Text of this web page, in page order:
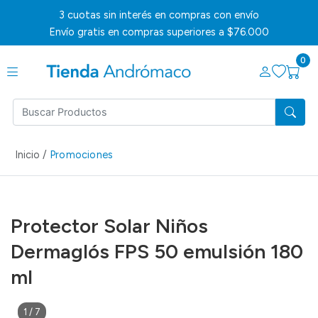
3 cuotas sin interés en compras con envío
Envío gratis en compras superiores a $76.000
0
Inicio / Promociones
Protector Solar Niños
Dermaglós FPS 50 emulsión 180
ml
1 / 7